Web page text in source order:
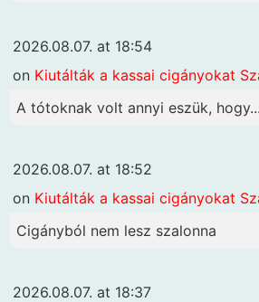
2026.08.07. at 18:54
on Kiutálták a kassai cigányokat
A tótoknak volt annyi eszük, hogy...
2026.08.07. at 18:52
on Kiutálták a kassai cigányokat
Cigányból nem lesz szalonna
2026.08.07. at 18:37